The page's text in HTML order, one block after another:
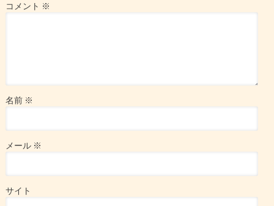
コメント ※
名前 ※
メール ※
サイト